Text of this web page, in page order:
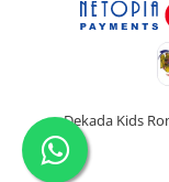
Dekada Kids